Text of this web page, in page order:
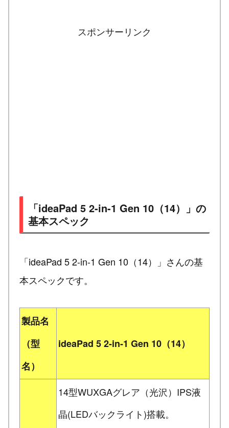
スポンサーリンク
「ideaPad 5 2-in-1 Gen 10（14）」の
基本スペック
「ideaPad 5 2-in-1 Gen 10（14）」さんの基
本スペックです。
製品名
（型
名）
ideaPad 5 2-in-1 Gen 10（14）
14型WUXGAグレア（光沢）IPS液
晶(LEDバックライト)搭載。